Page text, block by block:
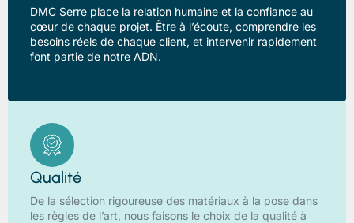
DMC Serre place la relation humaine et la confiance au
cœur de chaque projet. Être à l’écoute, comprendre les
besoins réels de chaque client, et intervenir rapidement
font partie de notre ADN.
Qualité
De la sélection rigoureuse des matériaux à la pose dans
les règles de l’art, nous faisons le choix de la qualité à